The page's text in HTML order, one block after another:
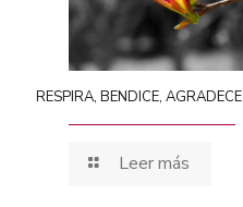
RESPIRA, BENDICE, AGRADECE
Leer más